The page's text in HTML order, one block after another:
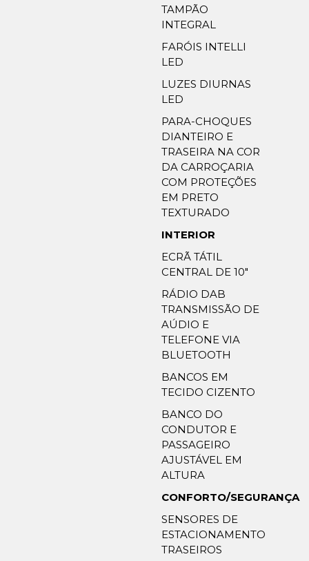
TAMPÃO
INTEGRAL
FARÓIS INTELLI
LED
LUZES DIURNAS
LED
PARA-CHOQUES
DIANTEIRO E
TRASEIRA NA COR
DA CARROÇARIA
COM PROTEÇÕES
EM PRETO
TEXTURADO
INTERIOR
ECRÃ TÁTIL
CENTRAL DE 10″
RÁDIO DAB
TRANSMISSÃO DE
AÚDIO E
TELEFONE VIA
BLUETOOTH
BANCOS EM
TECIDO CIZENTO
BANCO DO
CONDUTOR E
PASSAGEIRO
AJUSTÁVEL EM
ALTURA
CONFORTO/SEGURANÇA
SENSORES DE
ESTACIONAMENTO
TRASEIROS